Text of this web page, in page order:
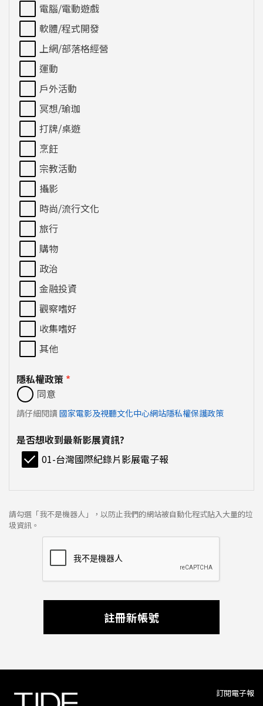
電腦/電動遊戲
軟體/程式開發
上網/部落格經營
運動
戶外活動
冥想/瑜珈
打牌/桌遊
烹飪
宗教活動
攝影
時尚/流行文化
旅行
購物
政治
金融投資
觀察嗜好
收集嗜好
其他
隱私權政策 *
同意
請仔細閱讀 國家電影及視聽文化中心網站隱私權保護政策
是否想收到最新影展資訊?
01-台灣國際紀錄片影展電子報
請勾選「我不是機器人」，以防止我們的網站被自動化程式貼入大量的垃
圾資訊。
註冊新帳號
訂閱電子報